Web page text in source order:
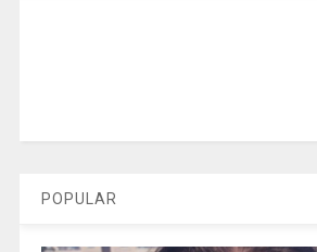
POPULAR